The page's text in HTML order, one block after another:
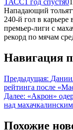
Нападающий
240-й гол в
премьер-лиги с
рекорд по мячам
Навигация
Предыдущая:
рейтинга после
Далее: «Акрон»
над
Похожие